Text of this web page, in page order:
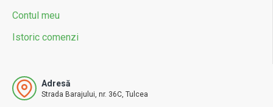
Contul meu
Istoric comenzi
Adresă
Strada Barajului, nr. 36C, Tulcea